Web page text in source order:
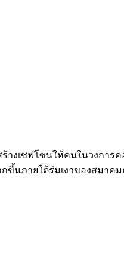
างเซฟโซนให้คนในวงการ
ขึ้นภายใต้ร่มเงาของสมาค